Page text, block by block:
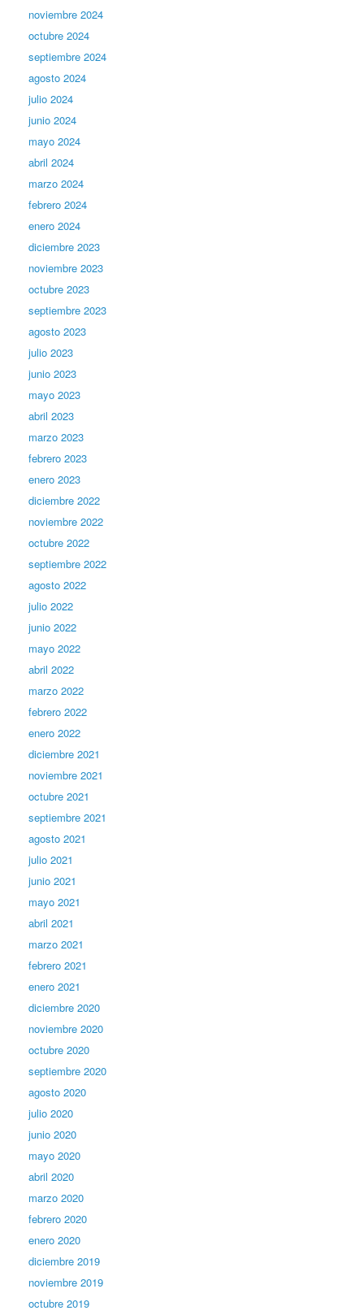
noviembre 2024
octubre 2024
septiembre 2024
agosto 2024
julio 2024
junio 2024
mayo 2024
abril 2024
marzo 2024
febrero 2024
enero 2024
diciembre 2023
noviembre 2023
octubre 2023
septiembre 2023
agosto 2023
julio 2023
junio 2023
mayo 2023
abril 2023
marzo 2023
febrero 2023
enero 2023
diciembre 2022
noviembre 2022
octubre 2022
septiembre 2022
agosto 2022
julio 2022
junio 2022
mayo 2022
abril 2022
marzo 2022
febrero 2022
enero 2022
diciembre 2021
noviembre 2021
octubre 2021
septiembre 2021
agosto 2021
julio 2021
junio 2021
mayo 2021
abril 2021
marzo 2021
febrero 2021
enero 2021
diciembre 2020
noviembre 2020
octubre 2020
septiembre 2020
agosto 2020
julio 2020
junio 2020
mayo 2020
abril 2020
marzo 2020
febrero 2020
enero 2020
diciembre 2019
noviembre 2019
octubre 2019